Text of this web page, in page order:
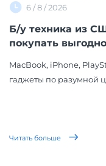
6 / 8 / 2026
Б/у техника из
покупать
MacBook, iPhone,
гаджеты по разумной
Читать больше